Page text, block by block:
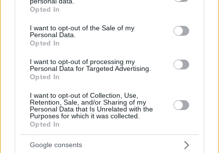
grant or deny consent to Google and its third-party tags to
use your data for below specified purposes in below Google
consent section.
Opted In
I want to opt-out of the Sale of my
Personal Data.
Opted In
I want to opt-out of processing my
Personal Data for Targeted Advertising.
Opted In
I want to opt-out of Collection, Use,
Retention, Sale, and/or Sharing of my
Personal Data that Is Unrelated with the
Purposes for which it was collected.
Opted In
Google consents
Το μέλλον της τεχνολογίας
27.07.2026, 06:00
Η Smart φοιτητική κατοικία στην καρδιά της Αθήνας
03.08.2026, 10:56